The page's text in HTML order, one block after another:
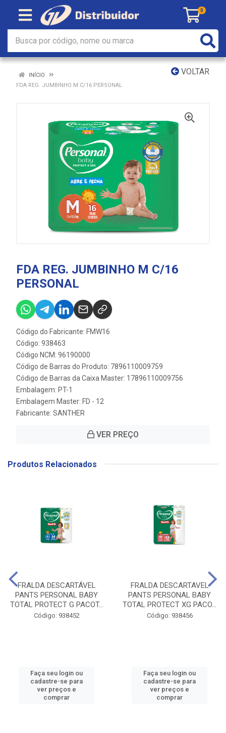
0
VOLTAR
INÍCIO
FDA REG. JUMBINHO M C/16 PERSONAL
FDA REG. JUMBINHO M C/16
PERSONAL
Código do Fabricante: FMW16
Código: 938463
Código NCM: 96190000
Código de Barras do Produto: 7896110009759
Código de Barras da Caixa Master: 17896110009756
Embalagem: PT-1
Embalagem Master: FD - 12
Fabricante: SANTHER
VER PREÇO
Produtos Relacionados
FRALDA DESCARTÁVEL
PANTS PERSONAL BABY
TOTAL PROTECT G PACOT...
Código: 938452
Faça seu login ou
cadastre-se para
ver preços e
comprar
FRALDA DESCARTAVEL
PANTS PERSONAL BABY
TOTAL PROTECT XG PACO...
Código: 938456
Faça seu login ou
cadastre-se para
ver preços e
comprar